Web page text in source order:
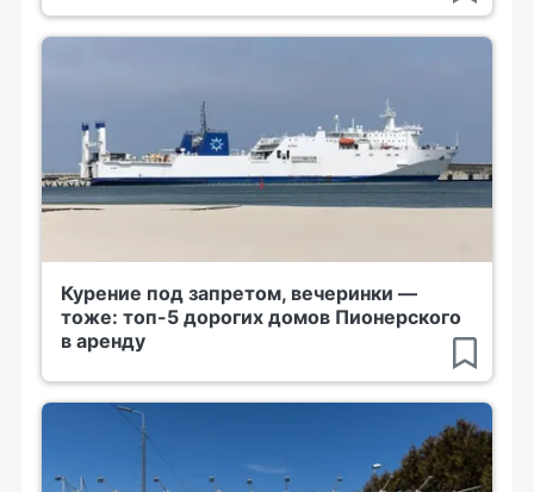
Курение под запретом, вечеринки —
тоже: топ-5 дорогих домов Пионерского
в аренду